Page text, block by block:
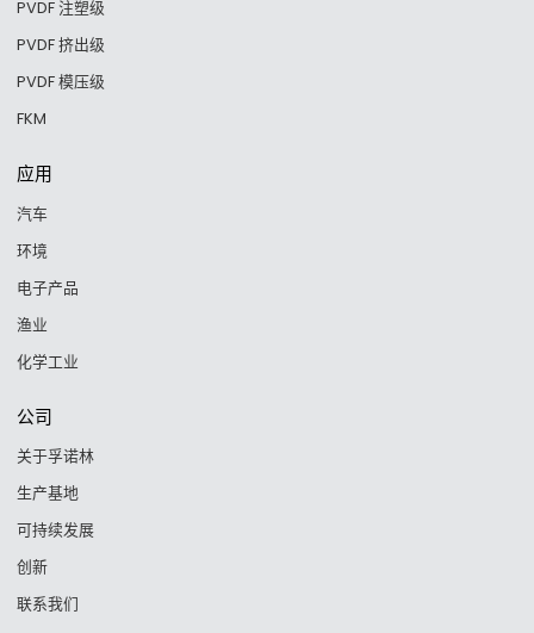
PVDF 注塑级
PVDF 挤出级
PVDF 模压级
FKM
应用
汽车
环境
电子产品
渔业
化学工业
公司
关于孚诺林
生产基地
可持续发展
创新
联系我们